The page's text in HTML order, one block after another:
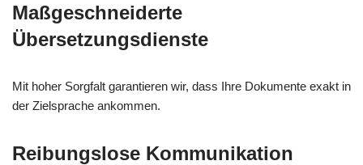
Maßgeschneiderte
Übersetzungsdienste
Mit hoher Sorgfalt garantieren wir, dass Ihre Dokumente exakt in
der Zielsprache ankommen.
Reibungslose Kommunikation